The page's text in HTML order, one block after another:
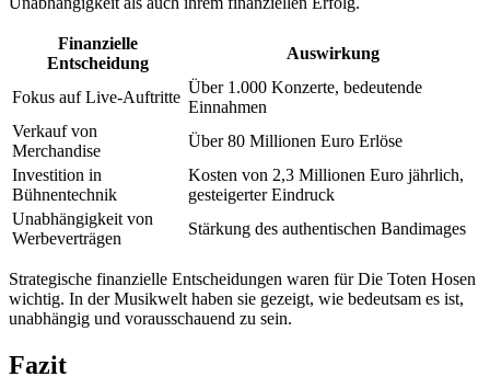
Finanzielle
Entscheidung
Auswirkung
Fokus auf Live-Auftritte
Über 1.000 Konzerte, bedeutende
Einnahmen
Verkauf von
Merchandise
Über 80 Millionen Euro Erlöse
Investition in
Bühnentechnik
Kosten von 2,3 Millionen Euro jährlich,
gesteigerter Eindruck
Unabhängigkeit von
Werbeverträgen
Stärkung des authentischen Bandimages
Strategische finanzielle Entscheidungen waren für Die Toten Hosen
wichtig. In der Musikwelt haben sie gezeigt, wie bedeutsam es ist,
unabhängig und vorausschauend zu sein.
Fazit